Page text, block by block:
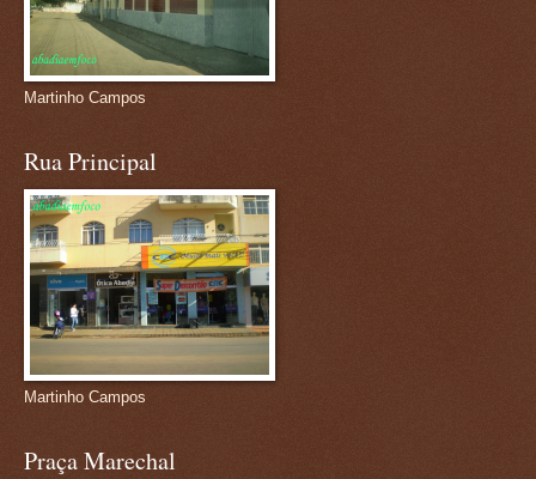
Martinho Campos
Rua Principal
Martinho Campos
Praça Marechal